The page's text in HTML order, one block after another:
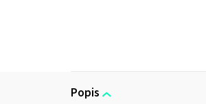
Popis